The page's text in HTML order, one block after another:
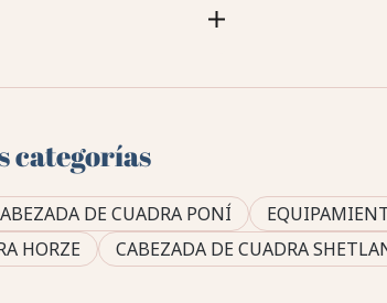
categorías
DE CUADRA PONÍ
HORZE CABEZADA DE CUADRA